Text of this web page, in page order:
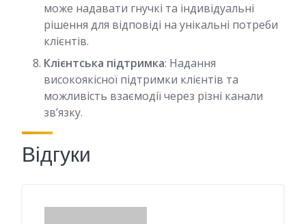
може надавати гнучкі та індивідуальні
рішення для відповіді на унікальні потреби
клієнтів.
Клієнтська підтримка: Надання
високоякісної підтримки клієнтів та
можливість взаємодії через різні канали
зв’язку.
Відгуки